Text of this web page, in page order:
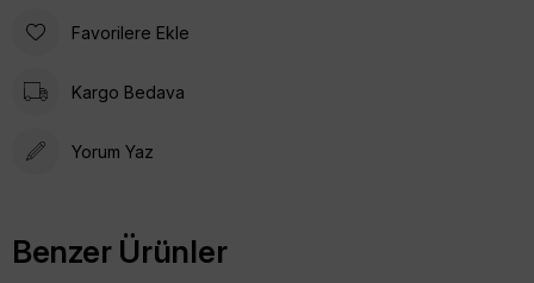
Favorilere Ekle
Kargo Bedava
Yorum Yaz
Benzer Ürünler